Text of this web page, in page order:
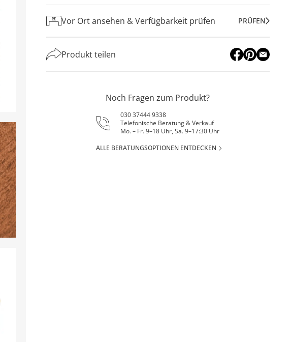
Vor Ort ansehen & Verfügbarkeit prüfen PRÜFEN
Produkt teilen
Noch Fragen zum Produkt?
030 37444 9338
Telefonische Beratung & Verkauf
Mo. – Fr. 9–18 Uhr, Sa. 9–17:30 Uhr
ALLE BERATUNGSOPTIONEN ENTDECKEN